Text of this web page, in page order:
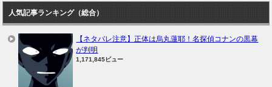
人気記事ランキング（総合）
【ネタバレ注意】正体は烏丸蓮耶！名探偵コナンの黒幕
が判明
1,171,845ビュー